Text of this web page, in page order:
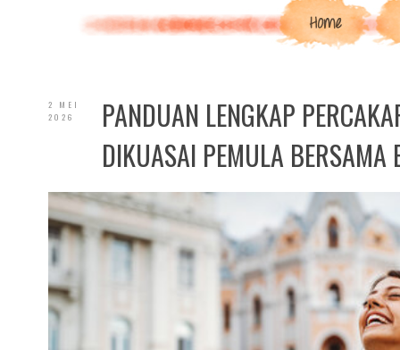
2 MEI
2026
PANDUAN LENGKAP
DIKUASAI PEMULA BERSAMA